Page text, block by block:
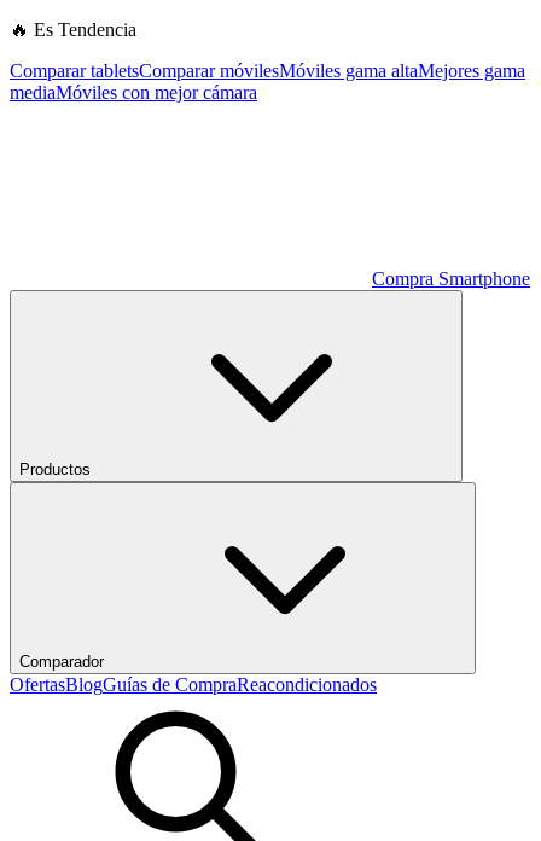
🔥 Es Tendencia
Comparar tabletsComparar móvilesMóviles gama altaMejores gama
mediaMóviles con mejor cámara
Compra Smartphone
Productos
Comparador
OfertasBlogGuías de CompraReacondicionados